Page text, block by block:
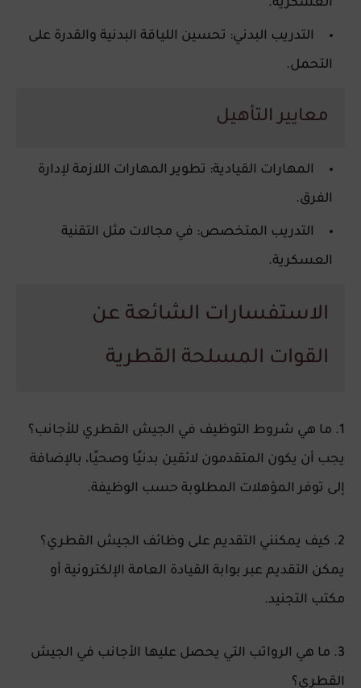
العسكرية.
التدريب البدني: تحسين اللياقة البدنية والقدرة على
التحمل.
معايير التأهيل
المهارات القيادية: تطوير المهارات اللازمة لإدارة
الفرق.
التدريب المتخصص: في مجالات مثل التقنية
العسكرية.
الاستفسارات الشائعة عن
القوات المسلحة القطرية
1. ما هي شروط التوظيف في الجيش القطري للأجانب؟
يجب أن يكون المتقدمون لائقين بدنيًا وصحيًا، بالإضافة
إلى توفر المؤهلات المطلوبة حسب الوظيفة.
2. كيف يمكنني التقديم على وظائف الجيش القطري؟
يمكن التقديم عبر بوابة القيادة العامة الإلكترونية أو
مكتب التجنيد.
3. ما هي الرواتب التي يحصل عليها الأجانب في الجيش
القطري؟